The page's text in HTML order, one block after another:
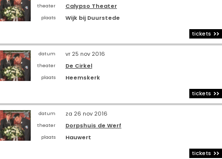
theater Calypso Theater
plaats
Wijk bij Duurstede
tickets
datum vr 25 nov 2016
theater De Cirkel
plaats
Heemskerk
tickets
datum za 26 nov 2016
theater Dorpshuis de Werf
plaats
Hauwert
tickets